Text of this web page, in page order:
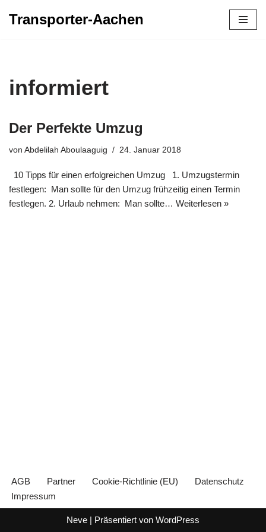
Transporter-Aachen
informiert
Der Perfekte Umzug
von Abdelilah Aboulaaguig 24. Januar 2018
10 Tipps für einen erfolgreichen Umzug 1. Umzugstermin
festlegen: Man sollte für den Umzug frühzeitig einen Termin
festlegen. 2. Urlaub nehmen: Man sollte… Weiterlesen »
AGB Partner Cookie-Richtlinie (EU)
Datenschutz
Impressum
Neve | Präsentiert von WordPress